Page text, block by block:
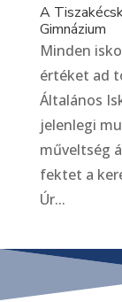
A
Gimnázium
Minden
értéket ad
Általános
jelenlegi
műveltség
fektet a
Úr...